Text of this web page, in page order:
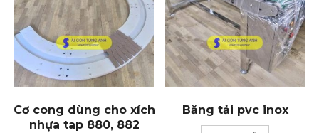
Cơ cong dùng cho xích
nhựa tap 880, 882
Băng tải pvc inox